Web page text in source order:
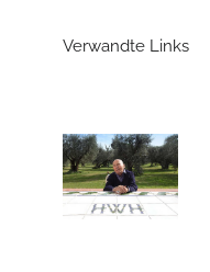
Verwandte Links